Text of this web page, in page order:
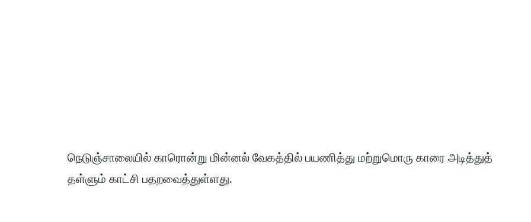
நெடுஞ்சாலையில் காரொன்று மின்னல் வேகத்தில் பயணித்து மற்றுமொரு காரை அடித்துத்
தள்ளும் காட்சி பதறவைத்துள்ளது.